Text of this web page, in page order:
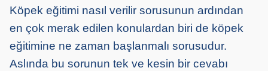
Köpek eğitimi nasıl verilir sorusunun ardından
en çok merak edilen konulardan biri de köpek
eğitimine ne zaman başlanmalı sorusudur.
Aslında bu sorunun tek ve kesin bir cevabı